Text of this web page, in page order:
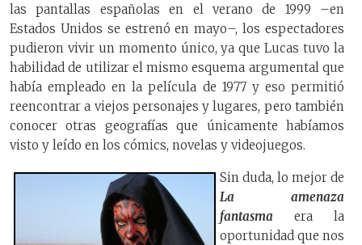
las pantallas españolas en el verano de 1999 –en
Estados Unidos se estrenó en mayo–, los espectadores
pudieron vivir un momento único, ya que Lucas tuvo la
habilidad de utilizar el mismo esquema argumental que
había empleado en la película de 1977 y eso permitió
reencontrar a viejos personajes y lugares, pero también
conocer otras geografías que únicamente habíamos
visto y leído en los cómics, novelas y videojuegos.
Sin duda, lo mejor de
La amenaza
fantasma
era la
oportunidad que nos